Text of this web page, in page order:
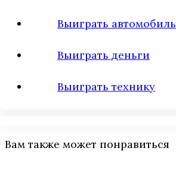
Выиграть автомобиль
Выиграть деньги
Выиграть технику
Вам также может понравиться